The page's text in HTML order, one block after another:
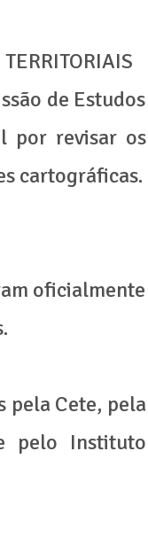
de Estudos
por revisar os
cartográficas.
oficialmente
pela Cete, pela
pelo Instituto